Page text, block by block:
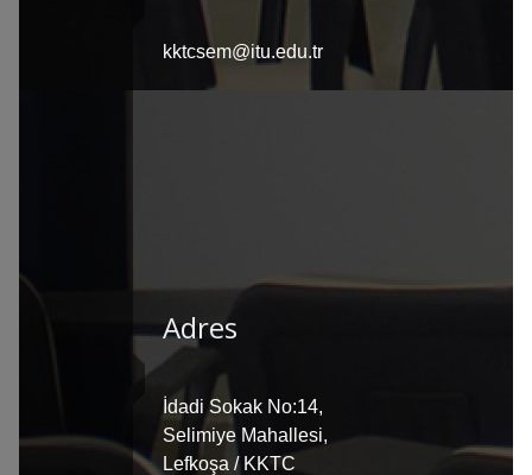
kktcsem@itu.edu.tr
Adres
İdadi Sokak No:14,
Selimiye Mahallesi,
Lefkoşa / KKTC